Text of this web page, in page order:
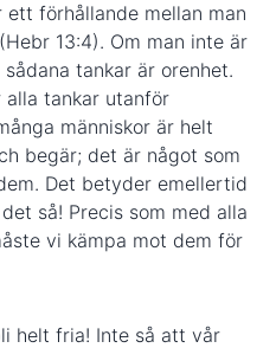
ett förhållande mellan man
13:4). Om man inte är
tankar är orenhet.
alla tankar utanför
människor är helt
begär; det är något som
Det betyder emellertid
så! Precis som med alla
vi kämpa mot dem för
helt fria! Inte så att vår